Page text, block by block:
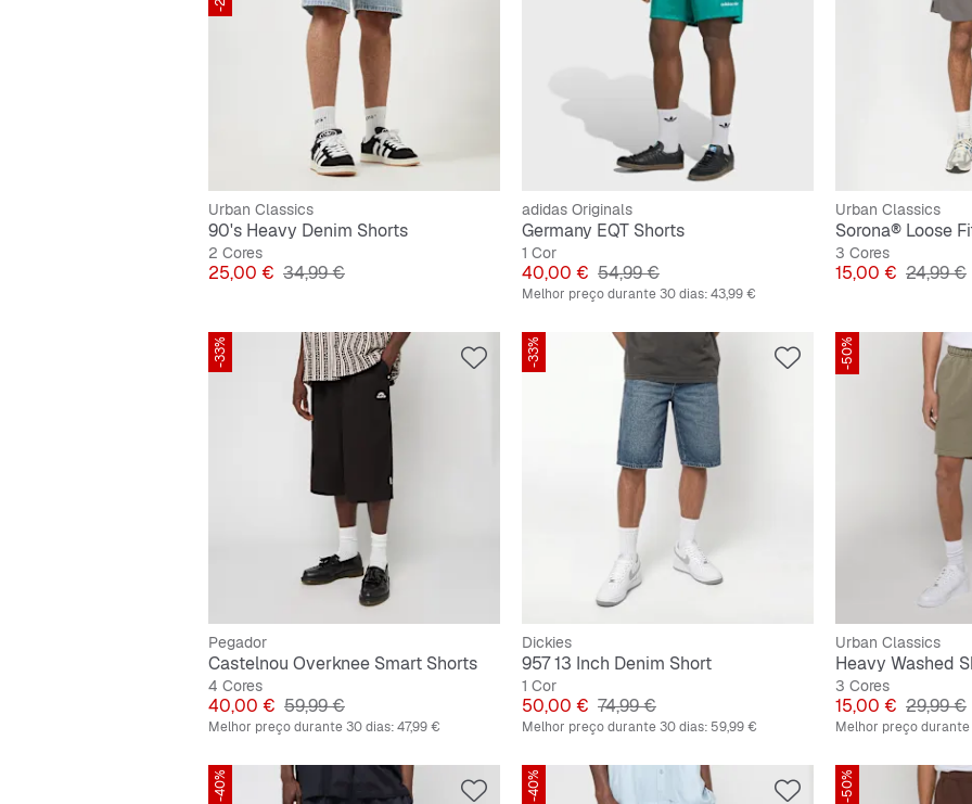
Urban Classics
90's Heavy Denim Shorts
2 Cores
Preço
25,00 € Preço original
34,99 €
adidas Originals
Germany EQT Shorts
1 Cor
Preço
40,00 € Preço original
54,99 €
Melhor preço durante 30 dias:43,99 €
Urban Classics
Sorona® Loose
3 Cores
Preço
15,00 € Preço
24,99 €
-33%
Pegador
Castelnou Overknee Smart Shorts
4 Cores
Preço
40,00 € Preço original
59,99 €
Melhor preço durante 30 dias:47,99 €
-33%
Dickies
957 13 Inch Denim Short
1 Cor
Preço
50,00 € Preço original
74,99 €
Melhor preço durante 30 dias: 59,99 €
-50%
Urban Classics
Heavy Washed
3 Cores
Preço
15,00 € Preço
29,99 €
Melhor preço
-40% -40% -50%